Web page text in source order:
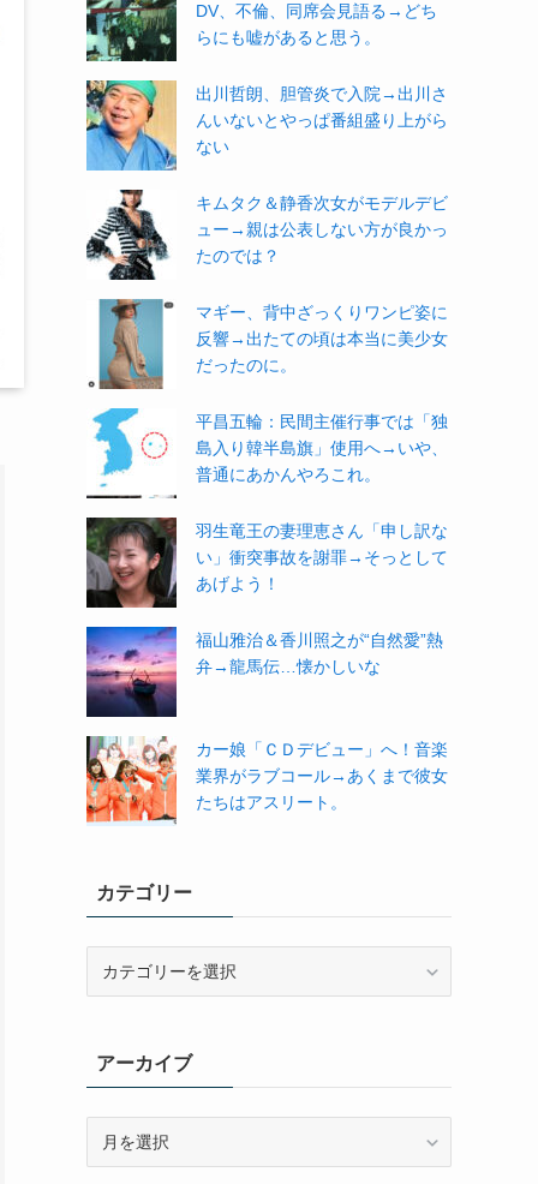
DV、不倫、同席会見語る→どち
らにも嘘があると思う。
出川哲朗、胆管炎で入院→出川さ
んいないとやっぱ番組盛り上がら
ない
キムタク＆静香次女がモデルデビ
ュー→親は公表しない方が良かっ
たのでは？
マギー、背中ざっくりワンピ姿に
反響→出たての頃は本当に美少女
だったのに。
平昌五輪：民間主催行事では「独
島入り韓半島旗」使用へ→いや、
普通にあかんやろこれ。
羽生竜王の妻理恵さん「申し訳な
い」衝突事故を謝罪→そっとして
あげよう！
福山雅治＆香川照之が“自然愛”熱
弁→龍馬伝…懐かしいな
カー娘「ＣＤデビュー」へ！音楽
業界がラブコール→あくまで彼女
たちはアスリート。
カテゴリー
ーアーカイブ